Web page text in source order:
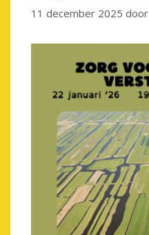
11 december 2025 door